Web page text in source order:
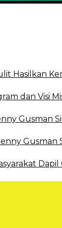
Hasilkan
dan Visi
Gusman